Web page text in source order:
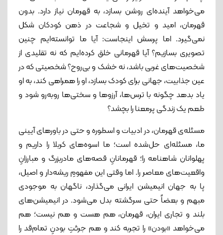
می‌خواهد آینده‌ای روشن بسازد، به قهرمان نیاز دارد. بدون
قهرمان، امید و تخیل و شجاعت در ذهن کودکان شکل
نمی‌گیرد. اما پرسش اینجاست: آیا ما توانسته‌ایم چنین
تصویری بسازیم؟ آیا قهرمانی خلق کرده‌ایم که نه تقلیدی از
شخصیت‌های غربی باشد، نه خشک و بی‌روح؟ شخصیتی که در
عین جذابیت، جهانی برای کودک بسازد، او را همراهی کند، به او
یاد بدهد چگونه با ترس‌ها، آرزوها و سختی‌ها روبه‌رو شود و
طعم یک زندگی پرمعنا را بچشد؟
مسئله‌ی قهرمان، در ادبیات و اسطوره و حتی در باورهای آیینی
ما، مسئله‌ای حل‌شده است؛ ما اسوه‌های کربلا را داریم و
پهلوانان شاهنامه را؛ قهرمانانِ قصه‌های مادربزرگ و مبارزانِ
واقعیت‌های معاصر را. اما وقتی این مفهومِ ریشه‌دار و اصیل،
پا به جهان انیمیشن ایرانی می‌گذارد، ناگهان به موجودی
مبهم و بعضاً حتی سرگشته بدل می‌شود. در انیمیشن‌های
بلند و تجاری ایران، قهرمان، هم هست و هم نیست؛ هم
می‌خواهد «بودن» را تجربه کند و هم جرئتِ بودنِ تمام‌قد را